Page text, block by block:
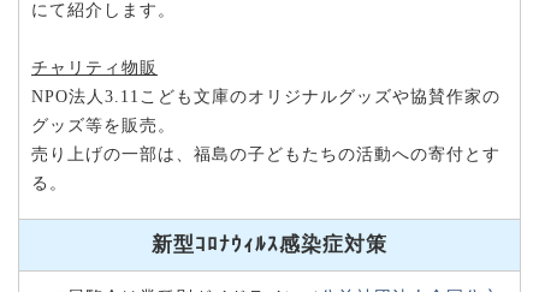
にて紹介します。
チャリティ物販
NPO法人3.11こども文庫のオリジナルグッズや協賛作家の
グッズ等を販売。
売り上げの一部は、福島の子どもたちの活動への寄付とす
る。
新型ｺﾛﾅｳｨﾙｽ感染症対策